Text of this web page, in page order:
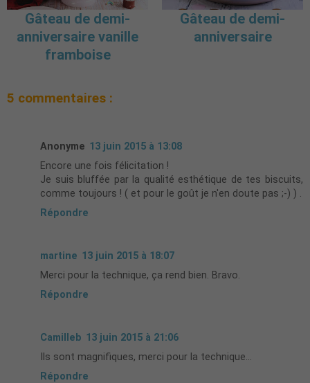
Gâteau de demi-
anniversaire vanille
framboise
Gâteau de demi-
anniversaire
5 commentaires :
Anonyme 13 juin 2015 à 13:08
Encore une fois félicitation !
Je suis bluffée par la qualité esthétique de tes biscuits,
comme toujours ! ( et pour le goût je n'en doute pas ;-) ) .
Répondre
martine 13 juin 2015 à 18:07
Merci pour la technique, ça rend bien. Bravo.
Répondre
Camilleb 13 juin 2015 à 21:06
Ils sont magnifiques, merci pour la technique...
Répondre